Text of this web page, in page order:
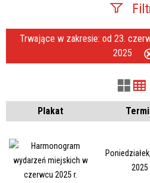
Szukana fraza
Trwające w zakresie
—
Trwające w zakresie: od 23.
2025
filtr
Plakat
2025